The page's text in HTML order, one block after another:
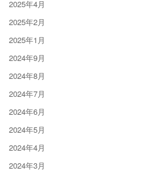
2025年4月
2025年2月
2025年1月
2024年9月
2024年8月
2024年7月
2024年6月
2024年5月
2024年4月
2024年3月